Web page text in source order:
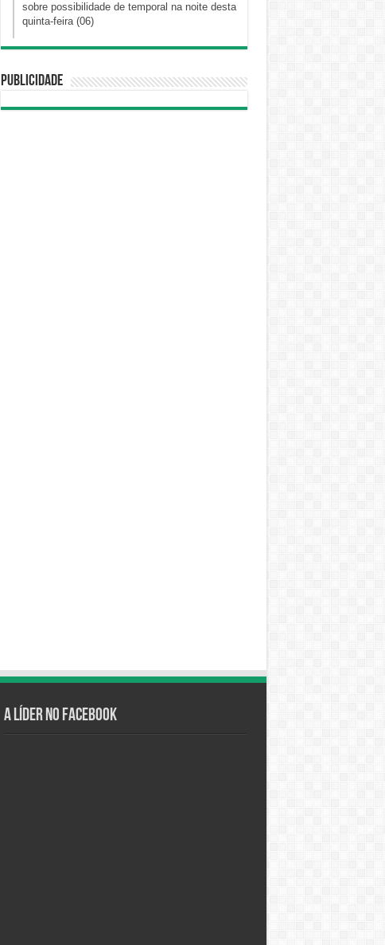
sobre possibilidade de temporal na noite desta
quinta-feira (06)
Publicidade
A Líder no Facebook